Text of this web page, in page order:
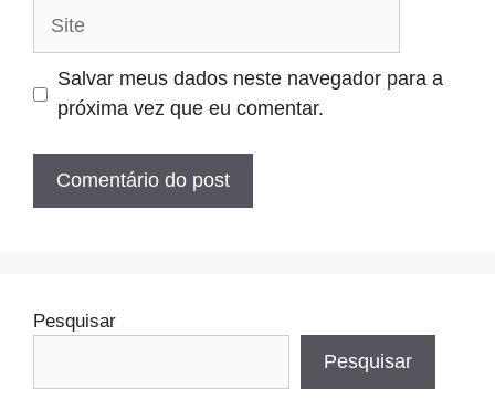
Site
Salvar meus dados neste navegador para a
próxima vez que eu comentar.
Pesquisar
Pesquisar